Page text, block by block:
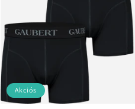
Akciós